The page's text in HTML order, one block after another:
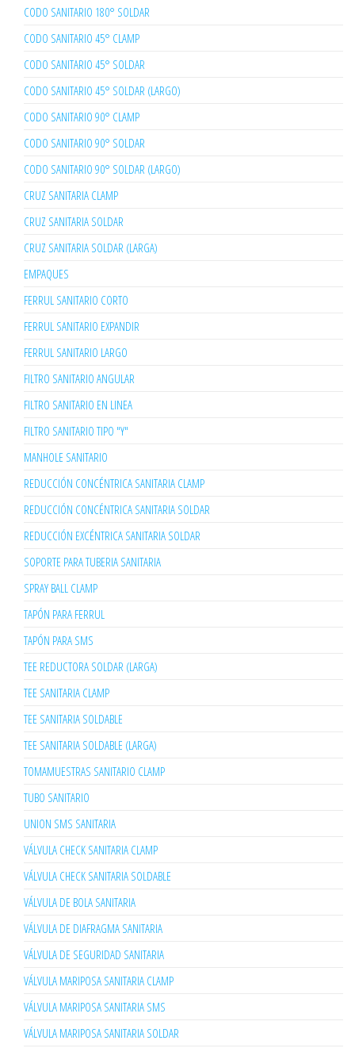
CODO SANITARIO 180° SOLDAR
CODO SANITARIO 45° CLAMP
CODO SANITARIO 45° SOLDAR
CODO SANITARIO 45° SOLDAR (LARGO)
CODO SANITARIO 90° CLAMP
CODO SANITARIO 90° SOLDAR
CODO SANITARIO 90° SOLDAR (LARGO)
CRUZ SANITARIA CLAMP
CRUZ SANITARIA SOLDAR
CRUZ SANITARIA SOLDAR (LARGA)
EMPAQUES
FERRUL SANITARIO CORTO
FERRUL SANITARIO EXPANDIR
FERRUL SANITARIO LARGO
FILTRO SANITARIO ANGULAR
FILTRO SANITARIO EN LINEA
FILTRO SANITARIO TIPO "Y"
MANHOLE SANITARIO
REDUCCIÓN CONCÉNTRICA SANITARIA CLAMP
REDUCCIÓN CONCÉNTRICA SANITARIA SOLDAR
REDUCCIÓN EXCÉNTRICA SANITARIA SOLDAR
SOPORTE PARA TUBERIA SANITARIA
SPRAY BALL CLAMP
TAPÓN PARA FERRUL
TAPÓN PARA SMS
TEE REDUCTORA SOLDAR (LARGA)
TEE SANITARIA CLAMP
TEE SANITARIA SOLDABLE
TEE SANITARIA SOLDABLE (LARGA)
TOMAMUESTRAS SANITARIO CLAMP
TUBO SANITARIO
UNION SMS SANITARIA
VÁLVULA CHECK SANITARIA CLAMP
VÁLVULA CHECK SANITARIA SOLDABLE
VÁLVULA DE BOLA SANITARIA
VÁLVULA DE DIAFRAGMA SANITARIA
VÁLVULA DE SEGURIDAD SANITARIA
VÁLVULA MARIPOSA SANITARIA CLAMP
VÁLVULA MARIPOSA SANITARIA SMS
VÁLVULA MARIPOSA SANITARIA SOLDAR